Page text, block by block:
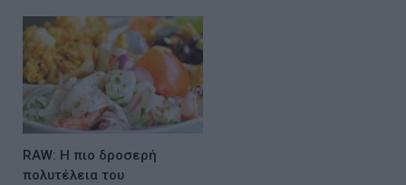
RAW: Η πιο δροσερή
πολυτέλεια του